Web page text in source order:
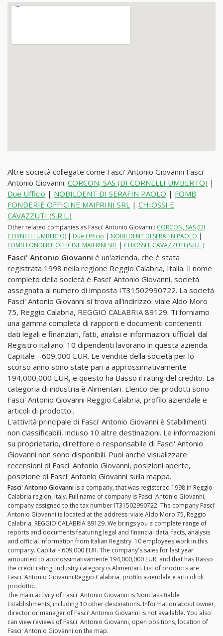
Altre società collegate come Fasci' Antonio Giovanni Fasci'
Antonio Giovanni: CORCON, SAS (DI CORNELLI UMBERTO) |
Due Ufficio | NOBILDENT DI SERAFIN PAOLO | FOMB
FONDERIE OFFICINE MAIFRINI SRL | CHIOSSI E
CAVAZZUTI (S.R.L.)
Other related companies as Fasci' Antonio Giovanni: CORCON, SAS (DI
CORNELLI UMBERTO) | Due Ufficio | NOBILDENT DI SERAFIN PAOLO |
FOMB FONDERIE OFFICINE MAIFRINI SRL | CHIOSSI E CAVAZZUTI (S.R.L.)
Fasci' Antonio Giovanni è un'azienda, che è stata
registrata 1998 nella regione Reggio Calabria, Italia. Il nome
completo della società è Fasci' Antonio Giovanni, società
assegnata al numero di imposta IT31502990722. La società
Fasci' Antonio Giovanni si trova all'indirizzo: viale Aldo Moro
75, Reggio Calabria, REGGIO CALABRIA 89129. Ti forniamo
una gamma completa di rapporti e documenti contenenti
dati legali e finanziari, fatti, analisi e informazioni ufficiali dal
Registro italiano. 10 dipendenti lavorano in questa azienda.
Capitale - 609,000 EUR. Le vendite della società per lo
scorso anno sono state pari a approssimativamente
194,000,000 EUR, e questo ha Basso il rating del credito. La
categoria di industria è Alimentari. Elenco dei prodotti sono
Fasci' Antonio Giovanni Reggio Calabria, profilo aziendale e
articoli di prodotto..
L'attività principale di Fasci' Antonio Giovanni è Stabilimenti
non classificabili, incluso 10 altre destinazioni. Le informazioni
su proprietario, direttore o responsabile di Fasci' Antonio
Giovanni non sono disponibili. Puoi anche visualizzare
recensioni di Fasci' Antonio Giovanni, posizioni aperte,
posizione di Fasci' Antonio Giovanni sulla mappa.
Fasci' Antonio Giovanni is a company, that was registered 1998 in Reggio
Calabria region, Italy. Full name of company is Fasci' Antonio Giovanni,
company assigned to the tax number IT31502990722. The company Fasci'
Antonio Giovanni is located at the address: viale Aldo Moro 75, Reggio
Calabria, REGGIO CALABRIA 89129. We brings you a complete range of
reports and documents featuring legal and financial data, facts, analysis
and official information from Italian Registry. 10 employees work in this
company. Capital - 609,000 EUR. The company's sales for last year
amounted to approssimativamente 194,000,000 EUR, and that has Basso
the credit rating. Industry category is Alimentari. List of products are
Fasci' Antonio Giovanni Reggio Calabria, profilo aziendale e articoli di
prodotto..
The main activity of Fasci' Antonio Giovanni is Nonclassifiable
Establishments, including 10 other destinations. Information about owner,
director or manager of Fasci' Antonio Giovanni is not available. You also
can view reviews of Fasci' Antonio Giovanni, open positions, location of
Fasci' Antonio Giovanni on the map.